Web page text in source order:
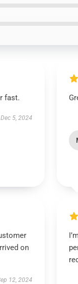
fast.
Dec 5, 2024
on
12, 2024